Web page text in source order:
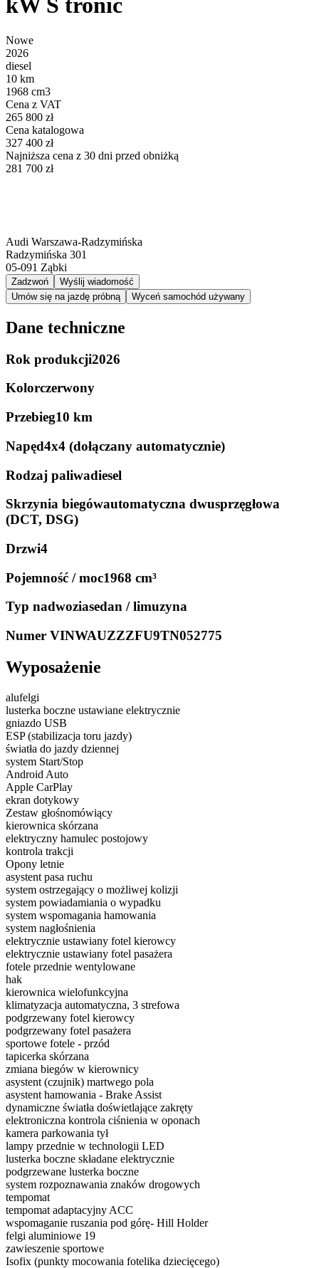
kW S tronic
Nowe
2026
diesel
10 km
1968 cm3
Cena z VAT
265 800 zł
Cena katalogowa
327 400 zł
Najniższa cena z 30 dni przed obniżką
281 700 zł
Audi Warszawa-Radzymińska
Radzymińska 301
05-091 Ząbki
Zadzwoń
Wyślij wiadomość
Umów się na jazdę próbną
Wyceń samochód używany
Dane techniczne
Rok produkcji2026
Kolorczerwony
Przebieg10 km
Napęd4x4 (dołączany automatycznie)
Rodzaj paliwadiesel
Skrzynia biegówautomatyczna dwusprzęgłowa
(DCT, DSG)
Drzwi4
Pojemność / moc1968 cm³
Typ nadwoziasedan / limuzyna
Numer VINWAUZZZFU9TN052775
Wyposażenie
alufelgi
lusterka boczne ustawiane elektrycznie
gniazdo USB
ESP (stabilizacja toru jazdy)
światła do jazdy dziennej
system Start/Stop
Android Auto
Apple CarPlay
ekran dotykowy
Zestaw głośnomówiący
kierownica skórzana
elektryczny hamulec postojowy
kontrola trakcji
Opony letnie
asystent pasa ruchu
system ostrzegający o możliwej kolizji
system powiadamiania o wypadku
system wspomagania hamowania
system nagłośnienia
elektrycznie ustawiany fotel kierowcy
elektrycznie ustawiany fotel pasażera
fotele przednie wentylowane
hak
kierownica wielofunkcyjna
klimatyzacja automatyczna, 3 strefowa
podgrzewany fotel kierowcy
podgrzewany fotel pasażera
sportowe fotele - przód
tapicerka skórzana
zmiana biegów w kierownicy
asystent (czujnik) martwego pola
asystent hamowania - Brake Assist
dynamiczne światła doświetlające zakręty
elektroniczna kontrola ciśnienia w oponach
kamera parkowania tył
lampy przednie w technologii LED
lusterka boczne składane elektrycznie
podgrzewane lusterka boczne
system rozpoznawania znaków drogowych
tempomat
tempomat adaptacyjny ACC
wspomaganie ruszania pod górę- Hill Holder
felgi aluminiowe 19
zawieszenie sportowe
Isofix (punkty mocowania fotelika dziecięcego)